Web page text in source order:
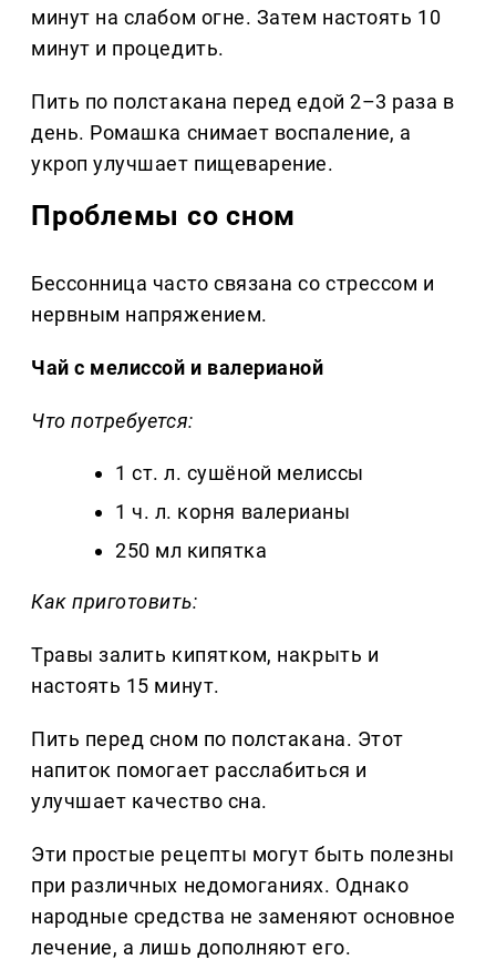
минут на слабом огне. Затем настоять 10
минут и процедить.
Пить по полстакана перед едой 2–3 раза в
день. Ромашка снимает воспаление, а
укроп улучшает пищеварение.
Проблемы со сном
Бессонница часто связана со стрессом и
нервным напряжением.
Чай с мелиссой и валерианой
Что потребуется:
1 ст. л. сушёной мелиссы
1 ч. л. корня валерианы
250 мл кипятка
Как приготовить:
Травы залить кипятком, накрыть и
настоять 15 минут.
Пить перед сном по полстакана. Этот
напиток помогает расслабиться и
улучшает качество сна.
Эти простые рецепты могут быть полезны
при различных недомоганиях. Однако
народные средства не заменяют основное
лечение, а лишь дополняют его.